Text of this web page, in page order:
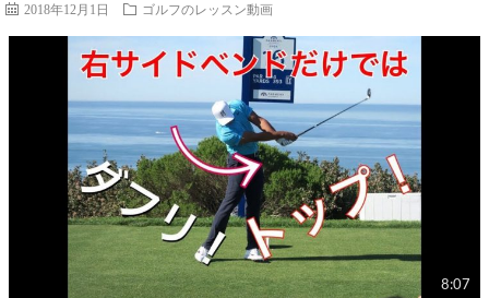
2018年12月1日 ゴルフのレッスン動画
8:07